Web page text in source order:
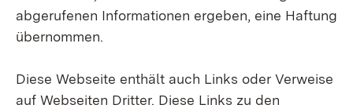
abgerufenen Informationen ergeben, eine Haftung
übernommen.
Diese Webseite enthält auch Links oder Verweise
auf Webseiten Dritter. Diese Links zu den